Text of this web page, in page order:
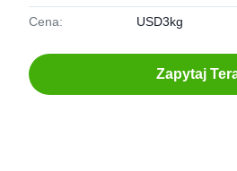
Cena: USD3kg
Zapytaj